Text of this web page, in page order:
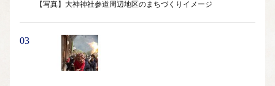
【写真】大神神社参道周辺地区のまちづくりイメージ
03